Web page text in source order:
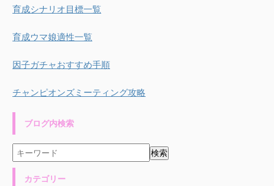
育成シナリオ目標一覧
育成ウマ娘適性一覧
因子ガチャおすすめ手順
チャンピオンズミーティング攻略
ブログ内検索
カテゴリー